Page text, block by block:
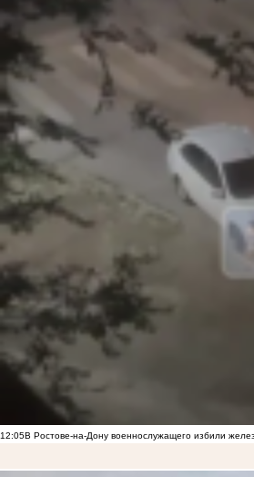
12:05В Ростове-на-Дону военнослужащего избили